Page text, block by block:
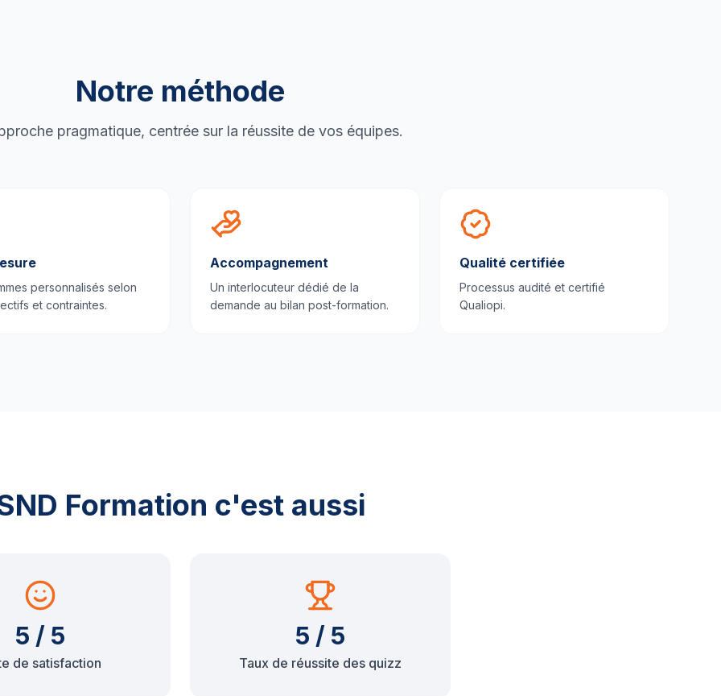
Notre méthode
pragmatique, centrée sur la réussite de vos équipes.
personnalisés selon
et contraintes.
Accompagnement
Un interlocuteur dédié de la
demande au bilan post-formation.
Qualité certifiée
Processus audité et certifié
Qualiopi.
Formation c'est aussi
5 / 5
de satisfaction
5 / 5
Taux de réussite des quizz